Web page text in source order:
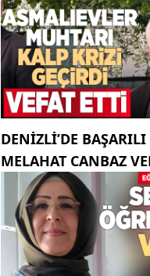
DENIZLI’DE
MELAHAT CANBAZ